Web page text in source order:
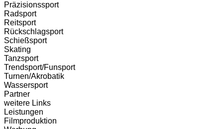
Präzisionssport
Radsport
Reitsport
Rückschlagsport
Schießsport
Skating
Tanzsport
Trendsport/Funsport
Turnen/Akrobatik
Wassersport
Partner
weitere Links
Leistungen
Filmproduktion